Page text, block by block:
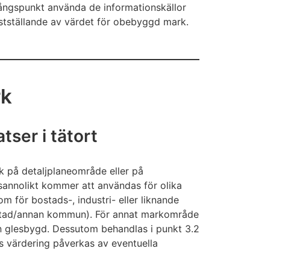
använda de informationskällor
av värdet för obebyggd mark.
i tätort
på detaljplaneområde eller på
kommer att användas för olika
för bostads-, industri- eller liknande
annan kommun). För annat markområde
Dessutom behandlas i punkt 3.2
värdering påverkas av eventuella